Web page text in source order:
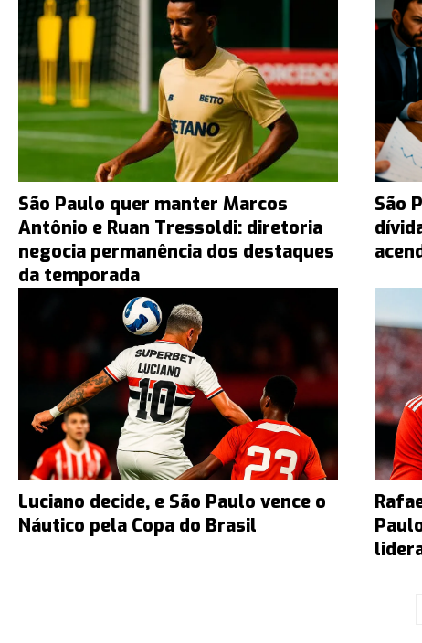
São Paulo quer manter Marcos
Antônio e Ruan Tressoldi: diretoria
negocia permanência dos destaques
da temporada
São
Luciano decide, e São Paulo vence o
Náutico pela Copa do Brasil